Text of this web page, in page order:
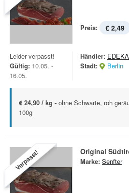
Preis: € 2,49
Leider verpasst!
Gültig: 10.05. -
16.05.
Händler: EDEKA
Stadt:
Berlin
€ 24,90 / kg - ohne Schwarte, roh
100g
Verpasst! Original
Marke: Senfter